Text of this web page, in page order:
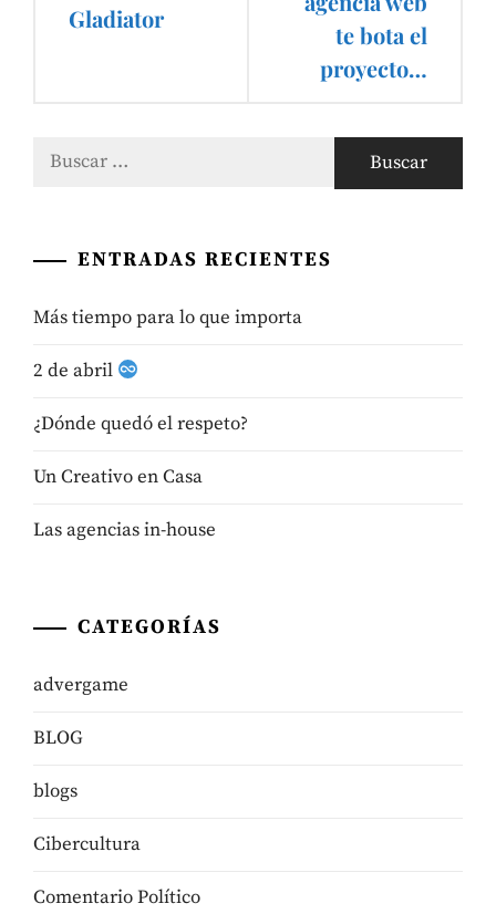
entradas
Gladiator
te bota el
proyecto…
Buscar:
ENTRADAS RECIENTES
Más tiempo para lo que importa
2 de abril
¿Dónde quedó el respeto?
Un Creativo en Casa
Las agencias in-house
CATEGORÍAS
advergame
BLOG
blogs
Cibercultura
Comentario Político